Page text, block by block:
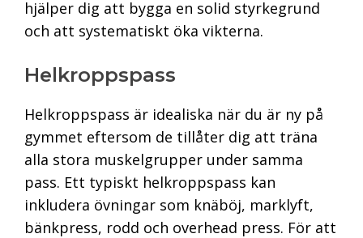
hjälper dig att bygga en solid styrkegrund
och att systematiskt öka vikterna.
Helkroppspass
Helkroppspass är idealiska när du är ny på
gymmet eftersom de tillåter dig att träna
alla stora muskelgrupper under samma
pass. Ett typiskt helkroppspass kan
inkludera övningar som knäböj, marklyft,
bänkpress, rodd och overhead press. För att